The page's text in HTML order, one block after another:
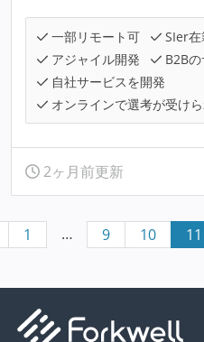
一部リモート可
SIer
アジャイル開発
B2B
自社サービスを開発
オンラインで選考が受け
2ヶ月前更新
1 … 9 10 11